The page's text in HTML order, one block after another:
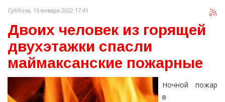
Суббота, 15 января 2022 17:41
Двоих человек из горящей
двухэтажки спасли
маймаксанские пожарные
Ночной пожар
в